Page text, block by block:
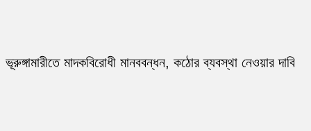
ভূরুঙ্গামারীতে মাদকবিরোধী মানববন্ধন, কঠোর ব্যবস্থা নেওয়ার দাবি